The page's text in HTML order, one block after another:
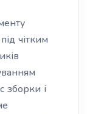
чітким
зборки і